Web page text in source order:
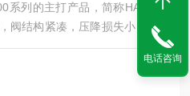
阀结构紧凑，压降损失小，流量
有颗粒的流体和泥浆、粘性或闪
执行机构，其结构紧凑，输出力
用的仪表之一。它准确正常地工
电话咨询